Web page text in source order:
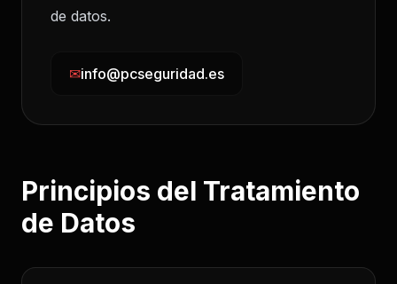
de datos.
✉info@pcseguridad.es
Principios del Tratamiento
de Datos